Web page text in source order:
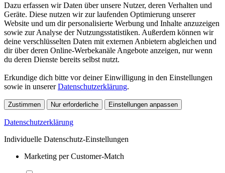
Dazu erfassen wir Daten über unsere Nutzer, deren Verhalten und
Geräte. Diese nutzen wir zur laufenden Optimierung unserer
Website und um dir personalisierte Werbung und Inhalte anzuzeigen
sowie zur Analyse der Nutzungsstatistiken. Außerdem können wir
deine verschlüsselten Daten mit externen Anbietern abgleichen und
dir über deren Online-Werbekanäle Angebote anzeigen, nur wenn
du deren Dienste bereits selbst nutzt.
Erkundige dich bitte vor deiner Einwilligung in den Einstellungen
sowie in unsererDatenschutzerklärung.
Zustimmen Nur erforderliche Einstellungen anpassen
Datenschutzerklärung
Individuelle Datenschutz-Einstellungen
Marketing per Customer-Match